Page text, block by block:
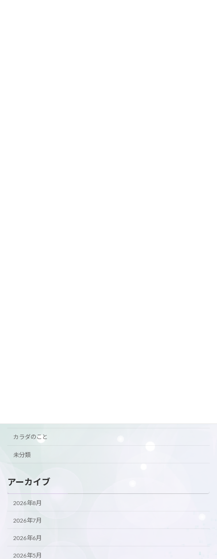
カラダのこと
未分類
アーカイブ
2026年8月
2026年7月
2026年6月
2026年5月